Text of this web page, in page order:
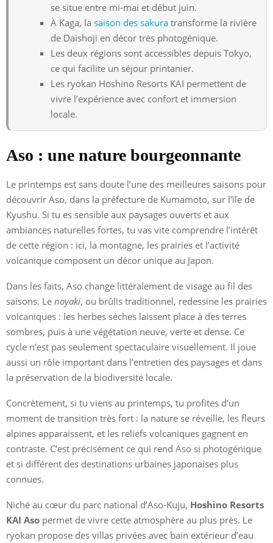
se situe entre mi-mai et début juin.
À Kaga, la saison des sakura transforme la rivière
de Daishoji en décor très photogénique.
Les deux régions sont accessibles depuis Tokyo,
ce qui facilite un séjour printanier.
Les ryokan Hoshino Resorts KAI permettent de
vivre l’expérience avec confort et immersion
locale.
Aso : une nature bourgeonnante
Le printemps est sans doute l’une des meilleures saisons pour
découvrir Aso, dans la préfecture de Kumamoto, sur l’île de
Kyushu. Si tu es sensible aux paysages ouverts et aux
ambiances naturelles fortes, tu vas vite comprendre l’intérêt
de cette région : ici, la montagne, les prairies et l’activité
volcanique composent un décor unique au Japon.
Dans les faits, Aso change littéralement de visage au fil des
saisons. Le noyaki, ou brûlis traditionnel, redessine les prairies
volcaniques : les herbes sèches laissent place à des terres
sombres, puis à une végétation neuve, verte et dense. Ce
cycle n’est pas seulement spectaculaire visuellement. Il joue
aussi un rôle important dans l’entretien des paysages et dans
la préservation de la biodiversité locale.
Concrètement, si tu viens au printemps, tu profites d’un
moment de transition très fort : la nature se réveille, les fleurs
alpines apparaissent, et les reliefs volcaniques gagnent en
contraste. C’est précisément ce qui rend Aso si photogénique
et si différent des destinations urbaines japonaises plus
connues.
Niché au cœur du parc national d’Aso-Kuju, Hoshino Resorts
KAI Aso permet de vivre cette atmosphère au plus près. Le
ryokan propose des villas privées avec bain extérieur d’eau